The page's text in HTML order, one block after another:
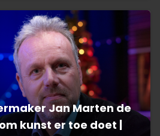
Jan Marten de
kunst er toe doet |